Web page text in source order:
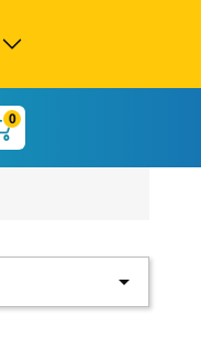
0
